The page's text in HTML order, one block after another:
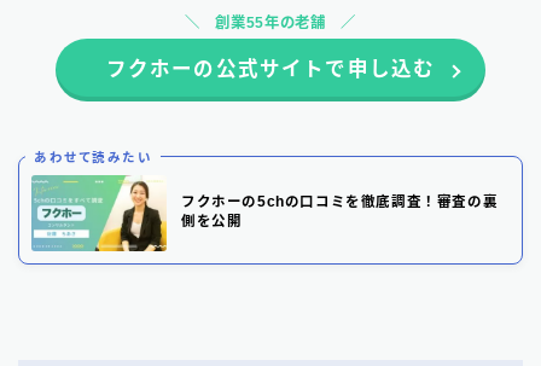
創業55年の老舗
フクホーの公式サイトで申し込む
あわせて読みたい
フクホーの5chの口コミを徹底調査！審査の裏
側を公開